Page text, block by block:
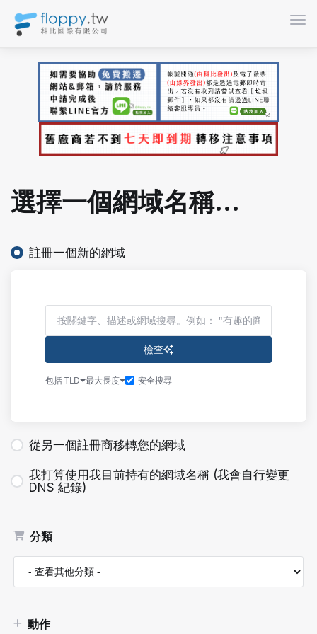
切
選擇一個網域名稱...
分類
動作
註冊一個新的網域
檢查
包括 TLD 最大長度 安全搜尋
從另一個註冊商移轉您的網域
我打算使用我目前持有的網域名稱 (我會自行變更
DNS 紀錄)